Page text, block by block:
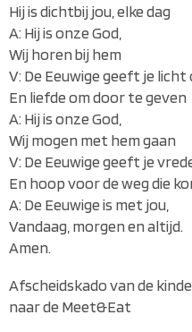
Hij is dichtbij jou, elke dag
A: Hij is onze God,
Wij horen bij hem
V: De Eeuwige geeft je
En liefde om door te geven
A: Hij is onze God,
Wij mogen met hem gaan
V: De Eeuwige geeft je
En hoop voor de weg die
A: De Eeuwige is met jou,
Vandaag, morgen en altijd.
Amen.
Afscheidskado van de
naar de Meet&Eat